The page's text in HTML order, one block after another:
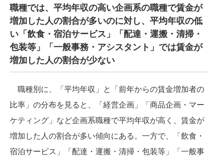
職種では、平均年収の高い企画系の職種で賃金が
増加した人の割合が多いのに対し、平均年収の低
い「飲食・宿泊サービス」「配達・運搬・清掃・
包装等」「一般事務・アシスタント」では賃金が
増加した人の割合が少ない
職種別に、「平均年収」と「前年からの賃金増加者の
比率」の分布を見ると、「経営企画」「商品企画・マー
ケティング」など企画系職種で平均年収が高く、賃金が
増加した人の割合が多い傾向にある。一方で、「飲食・
宿泊サービス」「配達・運搬・清掃・包装等」「一般事